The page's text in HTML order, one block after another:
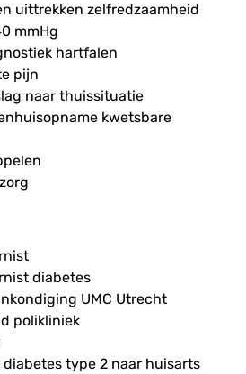
uittrekken zelfredzaamheid
mmHg
hartfalen
pijn
naar thuissituatie
kwetsbare
diabetes
UMC Utrecht
polikliniek
type 2 naar huisarts